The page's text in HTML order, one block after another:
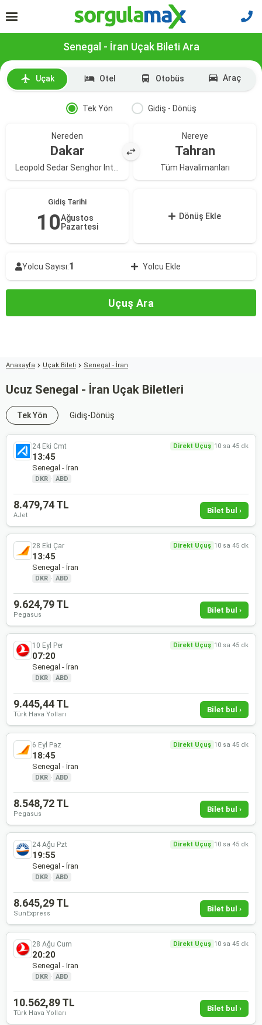
Senegal - İran Uçak Bileti Ara
Uçak Otel Otobüs Araç
Tek Yön Gidiş - Dönüş
Nereden
Dakar
Nereye
Tahran
Tüm Havalimanları
Gidiş Tarihi
10Ağustos
Pazartesi
Dönüş Ekle
Yolcu Sayısı:1 Yolcu Ekle
Uçuş Ara
Anasayfa Uçak Bileti Senegal - İran
Ucuz Senegal - İran Uçak Biletleri
Tek Yön Gidiş-Dönüş
24 Eki Cmt Direkt Uçuş 10 sa 45 dk
13:45
Senegal - İran
DKR · ABD
8.479,74 TL
AJet
Bilet bul ›
28 Eki Çar Direkt Uçuş 10 sa 45 dk
13:45
Senegal - İran
DKR · ABD
9.624,79 TL
Pegasus
Bilet bul ›
10 Eyl Per Direkt Uçuş 10 sa 45 dk
07:20
Senegal - İran
DKR · ABD
9.445,44 TL
Türk Hava Yolları
Bilet bul ›
6 Eyl Paz Direkt Uçuş 10 sa 45 dk
18:45
Senegal - İran
DKR · ABD
8.548,72 TL
Pegasus
Bilet bul ›
24 Ağu Pzt Direkt Uçuş 10 sa 45 dk
19:55
Senegal - İran
DKR · ABD
8.645,29 TL
SunExpress
Bilet bul ›
28 Ağu Cum Direkt Uçuş 10 sa 45 dk
20:20
Senegal - İran
DKR · ABD
10.562,89 TL
Türk Hava Yolları
Bilet bul ›